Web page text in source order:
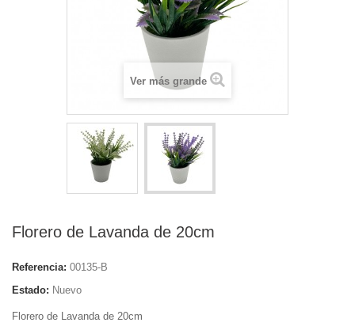
Ver más grande
Florero de Lavanda de 20cm
Referencia: 00135-B
Estado: Nuevo
Florero de Lavanda de 20cm